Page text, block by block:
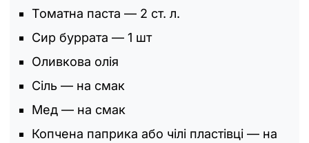
Томатна паста — 2 ст. л.
Сир буррата — 1 шт
Оливкова олія
Сіль — на смак
Мед — на смак
Копчена паприка або чілі пластівці — на